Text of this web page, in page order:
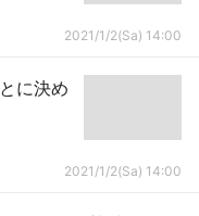
2021/1/2(Sa) 14:00
に決め
2021/1/2(Sa) 14:00